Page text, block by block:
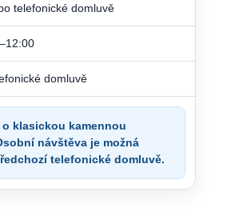
telefonické domluvě
domluvě
o klasickou kamennou
návštěva je možná
telefonické domluvě.